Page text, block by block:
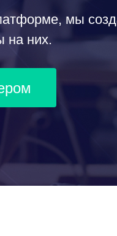
мы
на них.